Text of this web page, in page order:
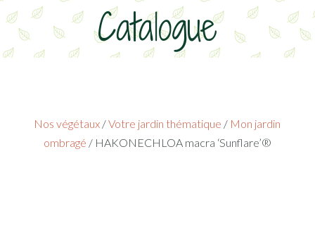
Catalogue
Nos végétaux /Votre jardin thématique / Mon jardin
ombragé / HAKONECHLOA macra ‘Sunflare’®